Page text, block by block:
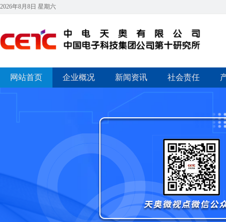
2026年8月8日 星期六
网站首页 企业概况 新闻资讯 社会责任